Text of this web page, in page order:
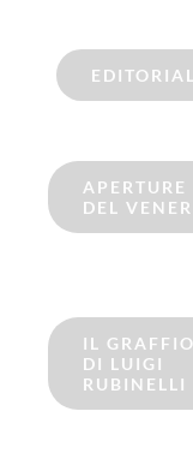
APERTURE
DEL
IL GRAFFIO
DI LUIGI
RUBINELLI